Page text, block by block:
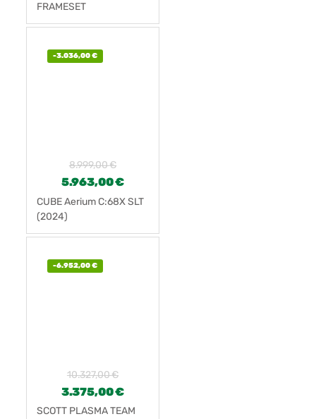
FRAMESET
-3.036,00€
8.999,00€
5.963,00€
CUBE Aerium C:68X SLT
(2024)
-6.952,00€
10.327,00€
3.375,00€
SCOTT PLASMA TEAM